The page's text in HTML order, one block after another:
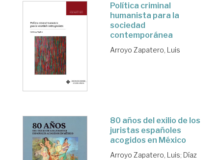
Política criminal
humanista para la
sociedad
contemporánea
Arroyo Zapatero, Luis
80 años del exilio de los
juristas españoles
acogidos en México
Arroyo Zapatero, Luis; Díaz